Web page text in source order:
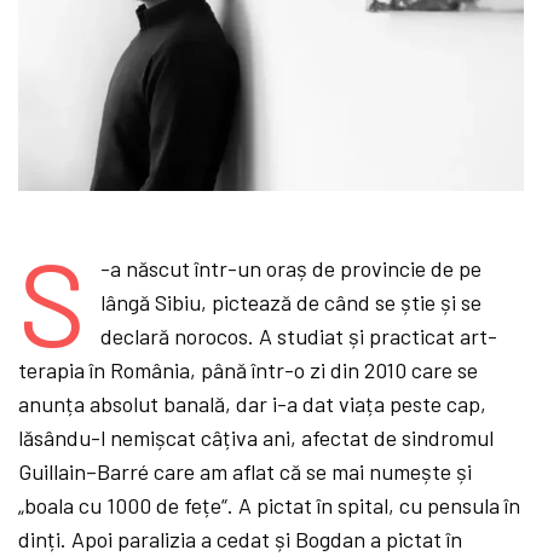
S -a născut într-un oraș de provincie de pe
lângă Sibiu, pictează de când se știe și se
declară norocos. A studiat și practicat art-
terapia în România, până într-o zi din 2010 care se
anunța absolut banală, dar i-a dat viața peste cap,
lăsându-l nemișcat câțiva ani, afectat de sindromul
Guillain–Barré care am aflat că se mai numește și
„boala cu 1000 de fețe“. A pictat în spital, cu pensula în
dinți. Apoi paralizia a cedat și Bogdan a pictat în